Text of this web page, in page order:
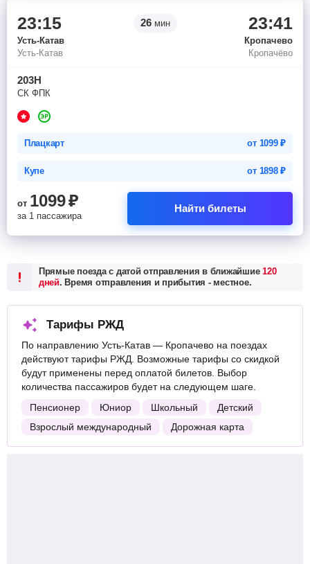
23:15 26мин 23:41
Усть-Катав
Кропачево
Усть-Катав
Кропачёво
203Н
СК ФПК
Плацкарт от 1099₽
Купе от 1898₽
от 1099₽
за 1 пассажира
Найти билеты
Прямые поезда с датой отправления в ближайшие120
дней. Время отправления и прибытия - местное.
Тарифы РЖД
По направлению Усть-Катав — Кропачево на поездах
действуют тарифы РЖД. Возможные тарифы со скидкой
будут применены перед оплатой билетов. Выбор
количества пассажиров будет на следующем шаге.
Пенсионер
Юниор Школьный
Детский
Взрослый международный
Дорожная карта